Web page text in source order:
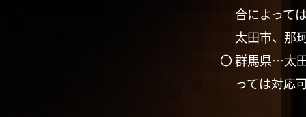
合によって
太田市、那
〇 群馬県…太
っては対応